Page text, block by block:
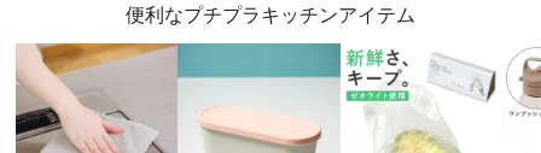
便利なプチプラキッチンアイテム